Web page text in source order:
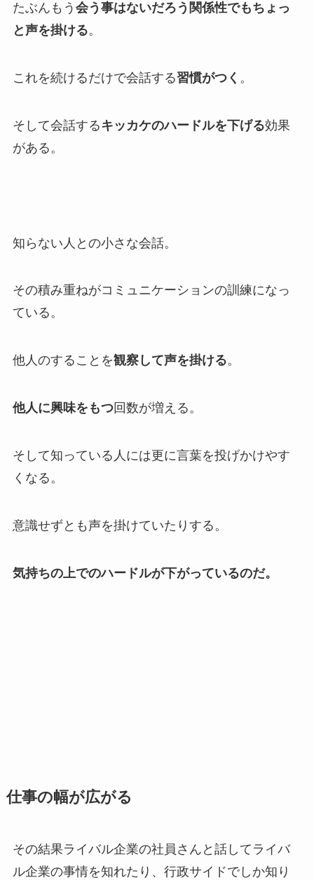
たぶんもう 会う事はないだろう関係性でもちょっ
と声を掛ける。
これを続けるだけで会話する習慣がつく 。
そして会話するキッカケのハードルを下げる効果
がある。
知らない人との小さな会話。
その積み重ねがコミュニケーションの訓練になっ
ている。
他人のすることを観察して声を掛ける。
他人に興味をもつ回数が増える。
そして知っている人には更に言葉を投げかけやす
くなる。
意識せずとも声を掛けていたりする。
気持ちの上でのハードルが下がっているのだ。
仕事の幅が広がる
その結果ライバル企業の社員さんと話してライバ
ル企業の事情を知れたり、行政サイドでしか知り